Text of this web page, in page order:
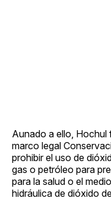
Aunado a ello, Hochul
marco legal
prohibir el uso de
gas o petróleo para
para la salud o el
hidráulica de dióxido